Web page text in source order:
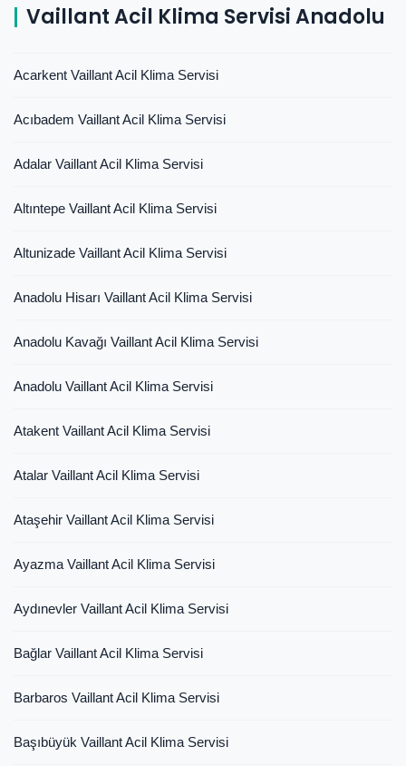
Vaillant Acil Klima Servisi Anadolu
Acarkent Vaillant Acil Klima Servisi
Acıbadem Vaillant Acil Klima Servisi
Adalar Vaillant Acil Klima Servisi
Altıntepe Vaillant Acil Klima Servisi
Altunizade Vaillant Acil Klima Servisi
Anadolu Hisarı Vaillant Acil Klima Servisi
Anadolu Kavağı Vaillant Acil Klima Servisi
Anadolu Vaillant Acil Klima Servisi
Atakent Vaillant Acil Klima Servisi
Atalar Vaillant Acil Klima Servisi
Ataşehir Vaillant Acil Klima Servisi
Ayazma Vaillant Acil Klima Servisi
Aydınevler Vaillant Acil Klima Servisi
Bağlar Vaillant Acil Klima Servisi
Barbaros Vaillant Acil Klima Servisi
Başıbüyük Vaillant Acil Klima Servisi